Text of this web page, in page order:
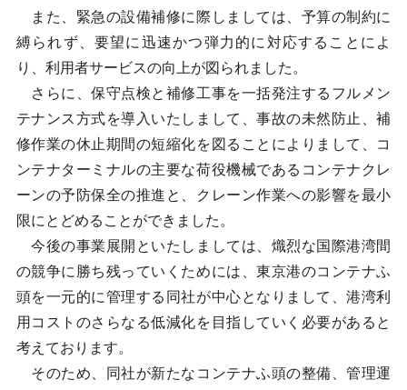
また、緊急の設備補修に際しましては、予算の制約に
縛られず、要望に迅速かつ弾力的に対応することによ
り、利用者サービスの向上が図られました。
さらに、保守点検と補修工事を一括発注するフルメン
テナンス方式を導入いたしまして、事故の未然防止、補
修作業の休止期間の短縮化を図ることによりまして、コ
ンテナターミナルの主要な荷役機械であるコンテナクレ
ーンの予防保全の推進と、クレーン作業への影響を最小
限にとどめることができました。
今後の事業展開といたしましては、熾烈な国際港湾間
の競争に勝ち残っていくためには、東京港のコンテナふ
頭を一元的に管理する同社が中心となりまして、港湾利
用コストのさらなる低減化を目指していく必要があると
考えております。
そのため、同社が新たなコンテナふ頭の整備、管理運